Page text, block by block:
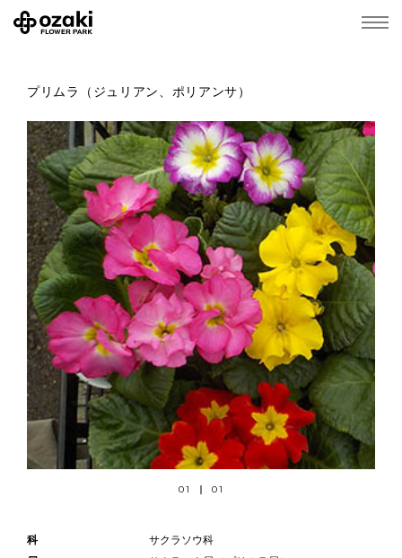
プリムラ（ジュリアン、ポリアンサ）
01 01
科
サクラソウ科